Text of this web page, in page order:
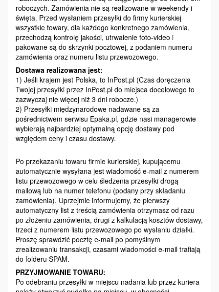
roboczych. Zamówienia nie są realizowane w weekendy i
święta. Przed wysłaniem przesyłki do firmy kurierskiej
wszystkie towary, dla każdego konkretnego zamówienia,
przechodzą kontrolę jakości, utrwalenie foto-video i
pakowane są do skrzynki pocztowej, z podaniem numeru
zamówienia oraz numeru listu przewozowego.
Dostawa realizowana jest:
1) Jeśli krajem jest Polska, to InPost.pl (Czas doręczenia
Twojej przesyłki przez InPost.pl do miejsca docelowego to
zazwyczaj nie więcej niż 3 dni robocze.)
2) Przesyłki międzynarodowe nadawane są za
pośrednictwem serwisu Epaka.pl, gdzie nasi managerowie
wybierają najbardziej optymalną opcję dostawy pod
względem ceny i czasu dostawy.
Po przekazaniu towaru firmie kurierskiej, kupującemu
automatycznie wysyłana jest wiadomość e-mail z numerem
listu przewozowego w celu śledzenia przesyłki drogą
mailową lub na numer telefonu (podany przy składaniu
zamówienia). Uprzejmie informujemy, że pierwszy
automatyczny list z treścią zamówienia otrzymasz od razu
po złożeniu zamówienia, drugi z kalkulacją kosztów dostawy,
trzeci z numerem listu przewozowego po wysłaniu działki.
Proszę sprawdzić pocztę e-mail po pomyślnym
zrealizowaniu transakcji, czasami wiadomości e-mail trafiają
do folderu SPAM.
PRZYJMOWANIE TOWARU:
Po odebraniu przesyłki w miejscu nadania lub przez kuriera